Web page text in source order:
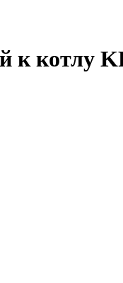
к котлу